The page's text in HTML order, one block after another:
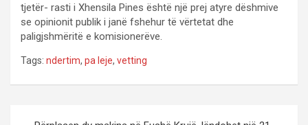
tjetër- rasti i Xhensila Pines është një prej atyre dëshmive
se opinionit publik i janë fshehur të vërtetat dhe
paligjshmëritë e komisionerëve.
Tags: ndertim, pa leje, vetting